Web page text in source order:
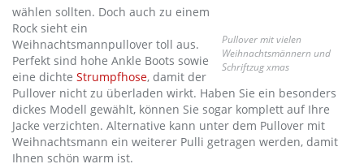
Pullover mit vielen
Weihnachtsmännern und
Schriftzug xmas
wählen sollten. Doch auch zu einem
Rock sieht ein
Weihnachtsmannpullover toll aus.
Perfekt sind hohe Ankle Boots sowie
eine dichte Strumpfhose, damit der
Pullover nicht zu überladen wirkt. Haben Sie ein besonders
dickes Modell gewählt, können Sie sogar komplett auf Ihre
Jacke verzichten. Alternative kann unter dem Pullover mit
Weihnachtsmann ein weiterer Pulli getragen werden, damit
Ihnen schön warm ist.